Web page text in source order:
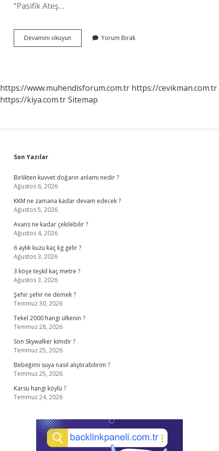
“Pasifik Ateş…
Devamını okuyun Japonyada
Niye
Yorum Bırak
https://www.muhendisforum.com.tr https://cevikman.com.tr
https://kiya.com.trSitemap
Sidebar
Son Yazılar
Birlikten kuvvet doğarın anlamı nedir ?
Ağustos 6, 2026
KKM ne zamana kadar devam edecek ?
Ağustos 5, 2026
Avans ne kadar çekilebilir ?
Ağustos 4, 2026
6 aylık kuzu kaç kg gelir ?
Ağustos 3, 2026
3 köşe teşkil kaç metre ?
Ağustos 3, 2026
Şehir şehir ne demek ?
Temmuz 30, 2026
Tekel 2000 hangi ülkenin ?
Temmuz 28, 2026
Son Skywalker kimdir ?
Temmuz 25, 2026
Bebeğimi suya nasıl alıştırabilirim ?
Temmuz 25, 2026
Karsu hangi köylü ?
Temmuz 24, 2026